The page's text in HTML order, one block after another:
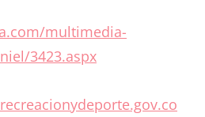
multimedia-
3423.aspx